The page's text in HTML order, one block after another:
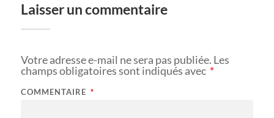
Laisser un commentaire
Votre adresse e-mail ne sera pas publiée. Les
champs obligatoires sont indiqués avec *
COMMENTAIRE *